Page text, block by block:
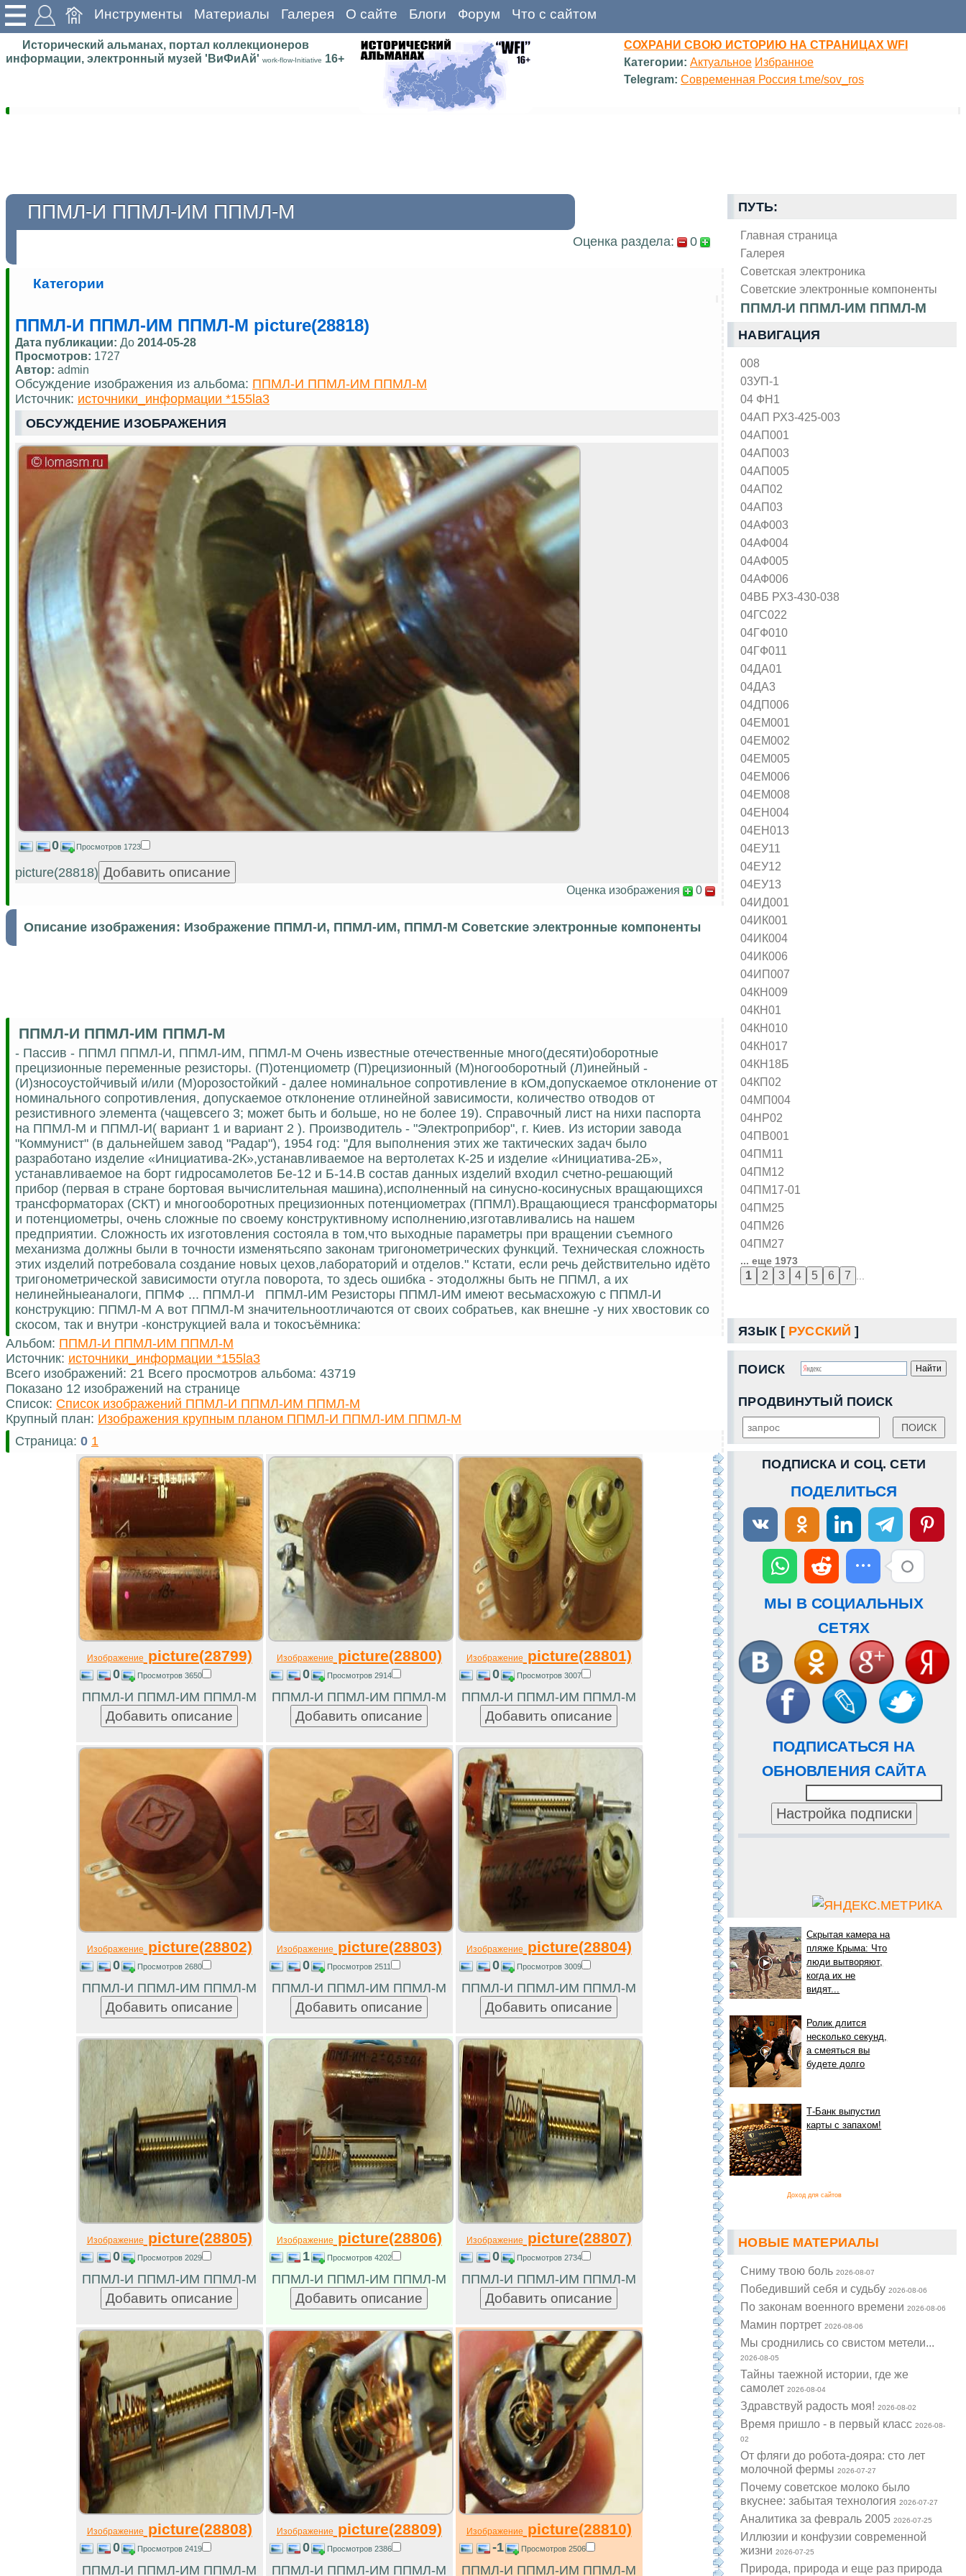
Инструменты Материалы Галерея О сайте Блоги Форум Что с сайтом
Исторический альманах, портал коллекционеров
информации, электронный музей 'ВиФиАй' work-flow-Initiative 16+
СОХРАНИ СВОЮ ИСТОРИЮ НА СТРАНИЦАХ WFI
Категории: Актуальное Избранное
Telegram: Современная Россия t.me/sov_ros
ПУТЬ:
Главная страница
Галерея
Советская электроника
Советские электронные компоненты
ППМЛ-И ППМЛ-ИМ ППМЛ-М
НАВИГАЦИЯ
008
03УП-1
04 ФН1
04АП РХ3-425-003
04АП001
04АП003
04АП005
04АП02
04АП03
04АФ003
04АФ004
04АФ005
04АФ006
04ВБ РХ3-430-038
04ГС022
04ГФ010
04ГФ011
04ДА01
04ДА3
04ДП006
04ЕМ001
04ЕМ002
04ЕМ005
04ЕМ006
04ЕМ008
04ЕН004
04ЕН013
04ЕУ11
04ЕУ12
04ЕУ13
04ИД001
04ИК001
04ИК004
04ИК006
04ИП007
04КН009
04КН01
04КН010
04КН017
04КН18Б
04КП02
04МП004
04НР02
04ПВ001
04ПМ11
04ПМ12
04ПМ17-01
04ПМ25
04ПМ26
04ПМ27
... еще 1973
ЯЗЫК [ РУССКИЙ ]
ПОИСК
ПРОДВИНУТЫЙ ПОИСК
ПОДПИСКА И СОЦ. СЕТИ
ПОДЕЛИТЬСЯ
МЫ В СОЦИАЛЬНЫХ
СЕТЯХ
ПОДПИСАТЬСЯ НА
ОБНОВЛЕНИЯ САЙТА
Скрытая камера на
пляже Крыма: Что
люди вытворяют,
когда их не
видят...
Ролик длится
несколько секунд,
а смеяться вы
будете долго
Т-Банк выпустил
карты с запахом!
Доход для сайтов
НОВЫЕ МАТЕРИАЛЫ
Cниму твою боль2026-08-07
Победивший себя и судьбу2026-08-06
По законам военного времени2026-08-06
Мамин портрет2026-08-06
Мы сроднились со свистом метели...
2026-08-05
Тайны таежной истории, где же
самолет2026-08-04
Здравствуй радость моя!2026-08-02
Время пришло - в первый класс2026-08-
02
От фляги до робота-дояра: сто лет
молочной фермы2026-07-27
Почему советское молоко было
вкуснее: забытая технология2026-07-27
Аналитика за февраль 20052026-07-25
Иллюзии и конфузии современной
жизни2026-07-25
Природа, природа и еще раз природа
ППМЛ-И ППМЛ-ИМ ППМЛ-М
Оценка раздела: 0
Категории
ППМЛ-И ППМЛ-ИМ ППМЛ-М picture(28818)
Дата публикации: До 2014-05-28
Просмотров: 1727
Автор: admin
Обсуждение изображения из альбома: ППМЛ-И ППМЛ-ИМ ППМЛ-М
Источник: источники_информации *155la3
ОБСУЖДЕНИЕ ИЗОБРАЖЕНИЯ
0 Просмотров 1723
picture(28818)
Оценка изображения 0
Описание изображения: Изображение ППМЛ-И, ППМЛ-ИМ, ППМЛ-М Советские электронные компоненты
ППМЛ-И ППМЛ-ИМ ППМЛ-М
- Пассив - ППМЛ ППМЛ-И, ППМЛ-ИМ, ППМЛ-М Очень известные отечественные много(десяти)оборотные
прецизионные переменные резисторы. (П)отенциометр (П)рецизионный (М)ногооборотный (Л)инейный -
(И)зносоустойчивый и/или (М)орозостойкий - далее номинальное сопротивление в кОм,допускаемое отклонение от
номинального сопротивления, допускаемое отклонение отлинейной зависимости, количество отводов от
резистивного элемента (чащевсего 3; может быть и больше, но не более 19). Справочный лист на нихи паспорта
на ППМЛ-М и ППМЛ-И( вариант 1 и вариант 2 ). Производитель - "Электроприбор", г. Киев. Из истории завода
"Коммунист" (в дальнейшем завод "Радар"), 1954 год: "Для выполнения этих же тактических задач было
разработано изделие «Инициатива-2К»,устанавливаемое на вертолетах К-25 и изделие «Инициатива-2Б»,
устанавливаемое на борт гидросамолетов Бе-12 и Б-14.В состав данных изделий входил счетно-решающий
прибор (первая в стране бортовая вычислительная машина),исполненный на синусно-косинусных вращающихся
трансформаторах (СКТ) и многооборотных прецизионных потенциометрах (ППМЛ).Вращающиеся трансформаторы
и потенциометры, очень сложные по своему конструктивному исполнению,изготавливались на нашем
предприятии. Сложность их изготовления состояла в том,что выходные параметры при вращении съемного
механизма должны были в точности изменятьсяпо законам тригонометрических функций. Техническая сложность
этих изделий потребовала создание новых цехов,лабораторий и отделов." Кстати, если речь действительно идёто
тригонометрической зависимости отугла поворота, то здесь ошибка - этодолжны быть не ППМЛ, а их
нелинейныеаналоги, ППМФ ... ППМЛ-И ППМЛ-ИМ Резисторы ППМЛ-ИМ имеют весьмасхожую с ППМЛ-И
конструкцию: ППМЛ-М А вот ППМЛ-М значительноотличаются от своих собратьев, как внешне -у них хвостовик со
скосом, так и внутри -конструкцией вала и токосъёмника:
Альбом: ППМЛ-И ППМЛ-ИМ ППМЛ-М
Источник: источники_информации *155la3
Всего изображений: 21 Всего просмотров альбома: 43719
Показано 12 изображений на странице
Список: Список изображений ППМЛ-И ППМЛ-ИМ ППМЛ-М
Крупный план: Изображения крупным планом ППМЛ-И ППМЛ-ИМ ППМЛ-М
Страница: 0 1
Изображение picture(28799)
0 Просмотров 3650
ППМЛ-И ППМЛ-ИМ ППМЛ-М
Изображение picture(28800)
0 Просмотров 2914
ППМЛ-И ППМЛ-ИМ ППМЛ-М
Изображение picture(28801)
0 Просмотров 3007
ППМЛ-И ППМЛ-ИМ ППМЛ-М
Изображение picture(28802)
0 Просмотров 2680
ППМЛ-И ППМЛ-ИМ ППМЛ-М
Изображение picture(28803)
0 Просмотров 2511
ППМЛ-И ППМЛ-ИМ ППМЛ-М
Изображение picture(28804)
0 Просмотров 3009
ППМЛ-И ППМЛ-ИМ ППМЛ-М
Изображение picture(28805)
0 Просмотров 2029
ППМЛ-И ППМЛ-ИМ ППМЛ-М
Изображение picture(28806)
1 Просмотров 4202
ППМЛ-И ППМЛ-ИМ ППМЛ-М
Изображение picture(28807)
0 Просмотров 2734
ППМЛ-И ППМЛ-ИМ ППМЛ-М
Изображение picture(28808)
0 Просмотров 2419
ППМЛ-И ППМЛ-ИМ ППМЛ-М
Изображение picture(28809)
0 Просмотров 2386
ППМЛ-И ППМЛ-ИМ ППМЛ-М
Изображение picture(28810)
-1 Просмотров 2506
ППМЛ-И ППМЛ-ИМ ППМЛ-М